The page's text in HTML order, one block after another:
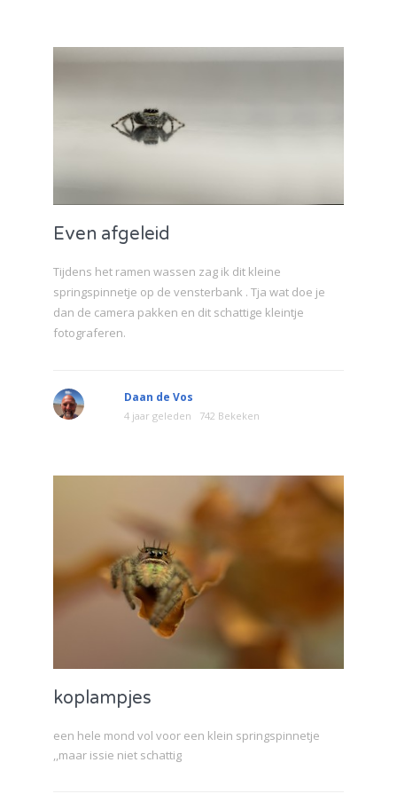
Even afgeleid
Tijdens het ramen wassen zag ik dit kleine
springspinnetje op de vensterbank . Tja wat doe je
dan de camera pakken en dit schattige kleintje
fotograferen.
Daan de Vos
4 jaar geleden 742 Bekeken
koplampjes
een hele mond vol voor een klein springspinnetje
,,maar issie niet schattig